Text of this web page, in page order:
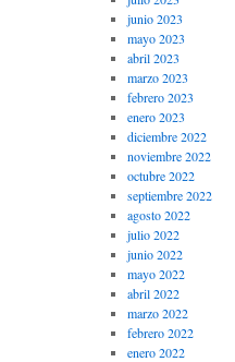
junio 2023
mayo 2023
abril 2023
marzo 2023
febrero 2023
enero 2023
diciembre 2022
noviembre 2022
octubre 2022
septiembre 2022
agosto 2022
julio 2022
junio 2022
mayo 2022
abril 2022
marzo 2022
febrero 2022
enero 2022